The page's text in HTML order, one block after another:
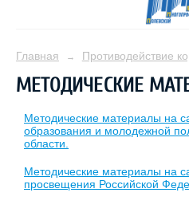
Главная → Противодействие
МЕТОДИЧЕСКИЕ
Методические материалы на
образования и молодежной
области.
Методические материалы на
просвещения Российской